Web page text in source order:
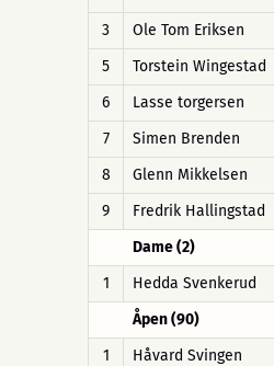
3
Ole Tom Eriksen
5
Torstein Wingestad
6
Lasse torgersen
7
Simen Brenden
8
Glenn Mikkelsen
9
Fredrik Hallingstad
Dame (2)
1
Hedda Svenkerud
Åpen (90)
1
Håvard Svingen